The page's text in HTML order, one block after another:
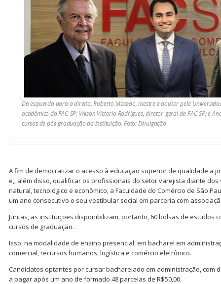
Da esquerda para a direita, Roberto Macedo, mestre e doutor pela
acadêmico da FAC-SP; Wilson Victorio Rodrigues, diretor-geral da FAC-SP; e
cursos de pós-graduação da instituição. Foto: Divulgação
A fim de democratizar o acesso à educação superior de qualidade a
e,, além disso, qualificar os profissionais do setor varejista diante
natural, tecnológico e econômico, a Faculdade do Comércio de São
um ano consecutivo o seu vestibular social em parceria com
Juntas, as instituições disponibilizam, portanto, 60 bolsas de estudos
cursos de graduação.
Isso, na modalidade de ensino presencial, em bacharel em
comercial, recursos humanos, logística e comércio eletrônico.
Candidatos optantes por cursar bacharelado em administração, com
a pagar após um ano de formado 48 parcelas de R$50,00.